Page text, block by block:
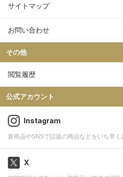
サイトマップ
お問い合わせ
その他
閲覧履歴
公式アカウント
Instagram
新商品やSNSで話題の商品などをいち早く
X